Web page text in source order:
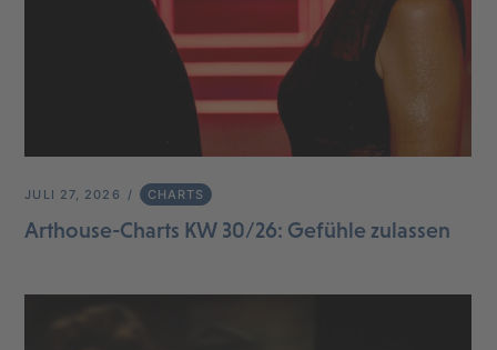
JULI 27, 2026 CHARTS
Arthouse-Charts KW 30/26: Gefühle zulassen